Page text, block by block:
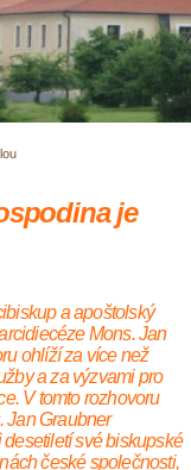
je
a apoštolský
Mons. Jan
ohlíží za více než
a za výzvami pro
V tomto rozhovoru
Jan Graubner
své biskupské
české společnosti,